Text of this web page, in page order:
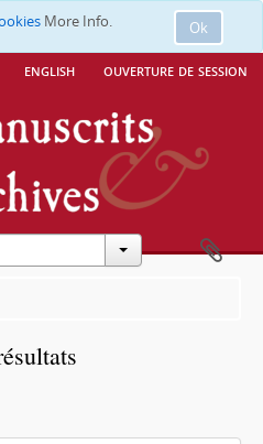
Ok
More Info.
english ouverture de session